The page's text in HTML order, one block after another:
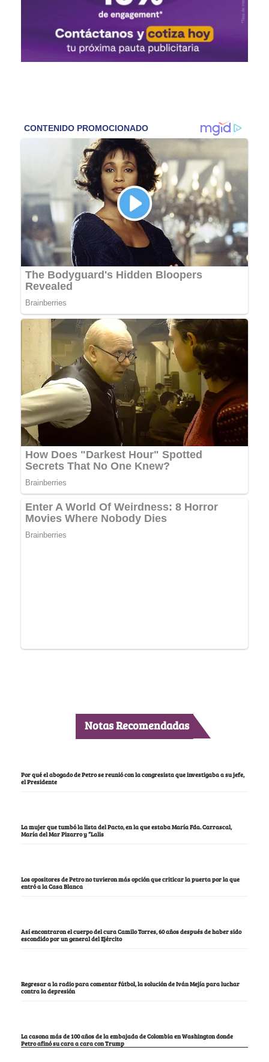
Notas Recomendadas
Por qué el abogado de Petro se reunió con la congresista que investigaba a su jefe,
el Presidente
La mujer que tumbó la lista del Pacto, en la que estaba María Fda. Carrascal,
María del Mar Pizarro y “Lalis
Los opositores de Petro no tuvieron más opción que criticar la puerta por la que
entró a la Casa Blanca
Así encontraron el cuerpo del cura Camilo Torres, 60 años después de haber sido
escondido por un general del Ejército
Regresar a la radio para comentar fútbol, la solución de Iván Mejía para luchar
contra la depresión
La casona más de 100 años de la embajada de Colombia en Washington donde
Petro afinó su cara a cara con Trump